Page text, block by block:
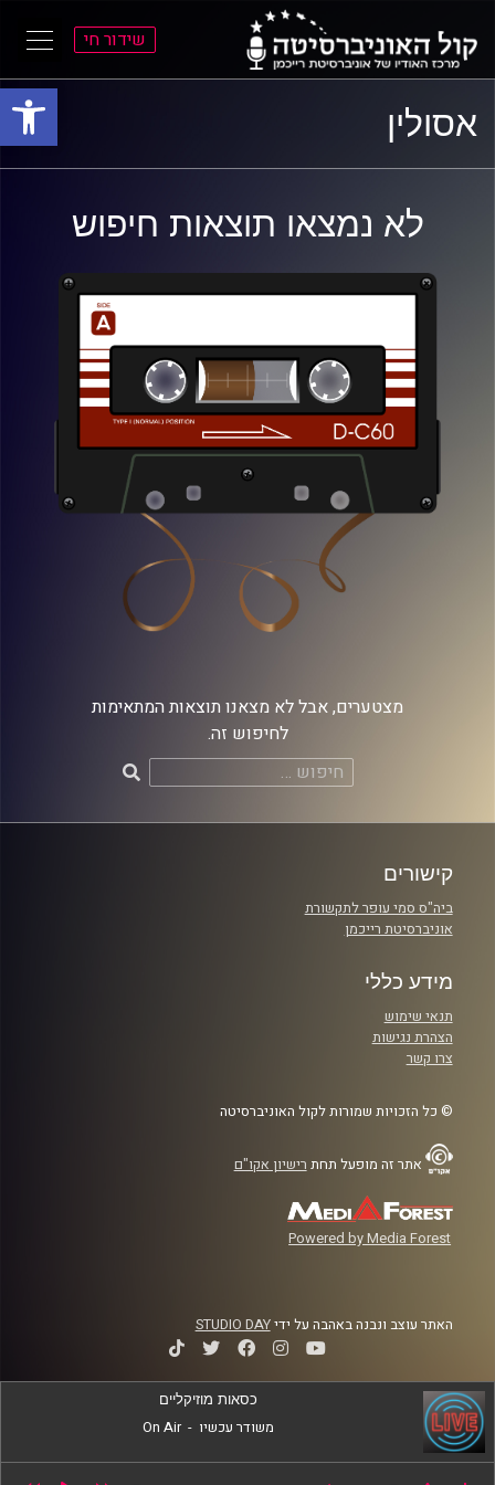
פתח
התפריט
הראשי
התוכן
הראשי
שידור חי
אסולין
לא נמצאו תוצאות חיפוש
מצטערים, אבל לא מצאנו תוצאות המתאימות
לחיפוש זה.
חיפוש:
קישורים
ביה"ס סמי עופר לתקשורת
אוניברסיטת רייכמן
מידע כללי
תנאי שימוש
הצהרת נגישות
צרו קשר
© כל הזכויות שמורות לקול האוניברסיטה
אתר זה מופעל תחת רישיון אקו"ם
Powered by Media Forest
האתר עוצב ונבנה באהבה על ידיSTUDIO DAY
כסאות מוזיקליים
משודר עכשיו -
On Air